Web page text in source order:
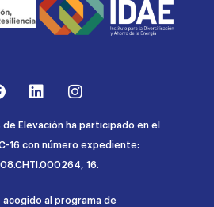
Elevación ha participado en el
16 con número expediente:
16.
acogido al programa de